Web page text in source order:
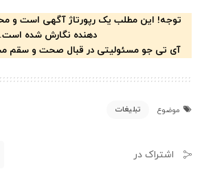
توجه! این مطلب یک رپورتاژ آگهی است و
دهنده نگارش شده است.
آی تی جو مسئولیتی در قبال صحت و سقم
موضوع تبلیغات
اشتراک در